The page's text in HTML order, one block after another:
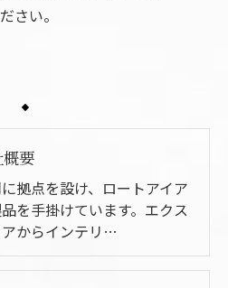
さい。
概要
拠点を設け、ロートアイア
を手掛けています。エクス
からインテリ…